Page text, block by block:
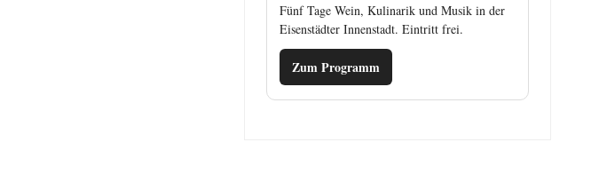
Fünf Tage Wein, Kulinarik und Musik in der
Eisenstädter Innenstadt. Eintritt frei.
Zum Programm